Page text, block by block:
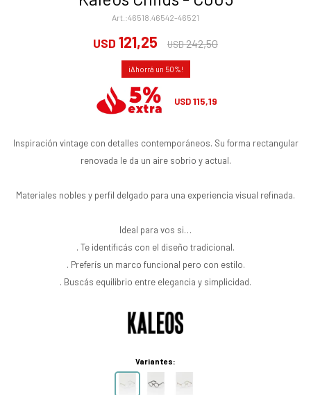
46518.46542-46521
USD 121,25 USD242,50
50
USD 115,19
Inspiración vintage con detalles contemporáneos. Su forma rectangular
renovada le da un aire sobrio y actual.
Materiales nobles y perfil delgado para una experiencia visual refinada.
Ideal para vos si…
. Te identificás con el diseño tradicional.
. Preferís un marco funcional pero con estilo.
. Buscás equilibrio entre elegancia y simplicidad.
Variantes: